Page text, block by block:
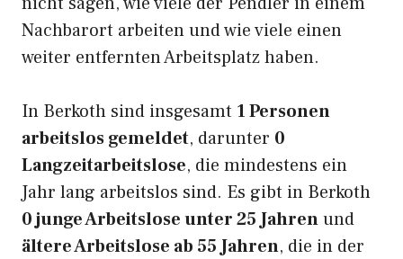
Nachbarort arbeiten und wie viele einen
weiter entfernten Arbeitsplatz haben.
In Berkoth sind insgesamt 1 Personen
arbeitslos gemeldet, darunter 0
Langzeitarbeitslose, die mindestens ein
Jahr lang arbeitslos sind. Es gibt in Berkoth
0 junge Arbeitslose unter 25 Jahrenund
ältere Arbeitslose ab 55 Jahren, die in der